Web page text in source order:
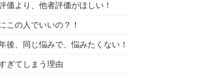
価より、他者評価がほしい！
この人でいいの？！
後、同じ悩みで、悩みたくない！
ぎてしまう理由